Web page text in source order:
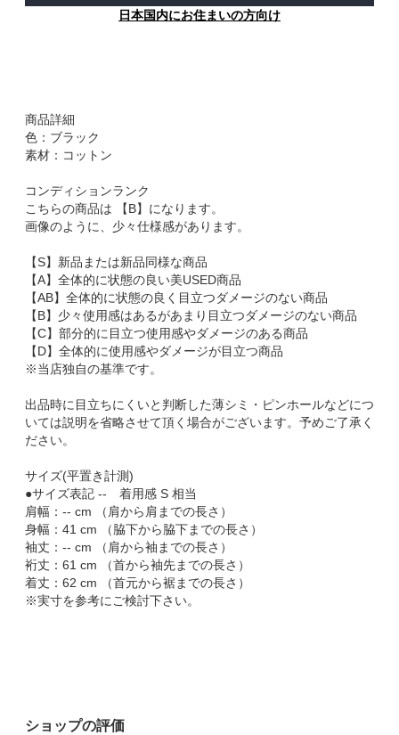
日本国内にお住まいの方向け
商品詳細
色：ブラック
素材：コットン
コンディションランク
こちらの商品は 【B】になります。
画像のように、少々仕様感があります。
【S】新品または新品同様な商品
【A】全体的に状態の良い美USED商品
【AB】全体的に状態の良く目立つダメージのない商品
【B】少々使用感はあるがあまり目立つダメージのない商品
【C】部分的に目立つ使用感やダメージのある商品
【D】全体的に使用感やダメージが目立つ商品
※当店独自の基準です。
出品時に目立ちにくいと判断した薄シミ・ピンホールなどにつ
いては説明を省略させて頂く場合がございます。予めご了承く
ださい。
サイズ(平置き計測)
●サイズ表記 -- 着用感 S 相当
肩幅：-- cm （肩から肩までの長さ）
身幅：41 cm （脇下から脇下までの長さ）
袖丈：-- cm （肩から袖までの長さ）
裄丈：61 cm （首から袖先までの長さ）
着丈：62 cm （首元から裾までの長さ）
※実寸を参考にご検討下さい。
ショップの評価